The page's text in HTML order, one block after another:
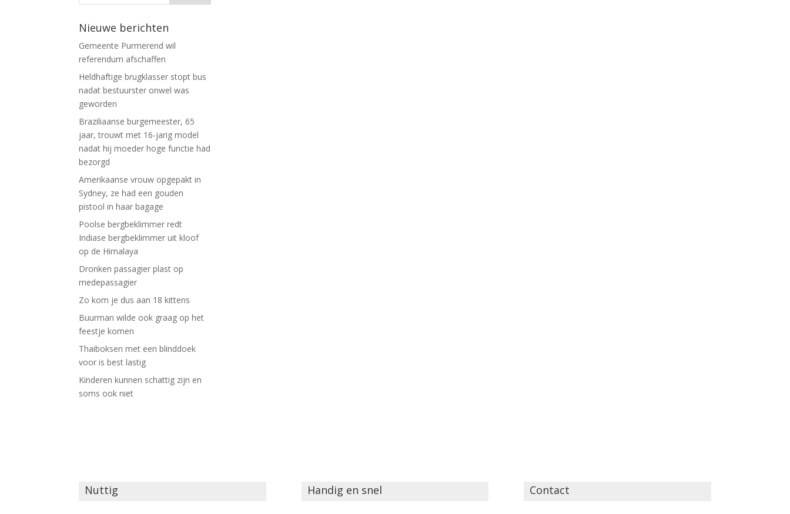
Nieuwe berichten
Gemeente Purmerend wil
referendum afschaffen
Heldhaftige brugklasser stopt bus
nadat bestuurster onwel was
geworden
Braziliaanse burgemeester, 65
jaar, trouwt met 16-jarig model
nadat hij moeder hoge functie had
bezorgd
Amerikaanse vrouw opgepakt in
Sydney, ze had een gouden
pistool in haar bagage
Poolse bergbeklimmer redt
Indiase bergbeklimmer uit kloof
op de Himalaya
Dronken passagier plast op
medepassagier
Zo kom je dus aan 18 kittens
Buurman wilde ook graag op het
feestje komen
Thaiboksen met een blinddoek
voor is best lastig
Kinderen kunnen schattig zijn en
soms ook niet
Nuttig Handig en snel Contact